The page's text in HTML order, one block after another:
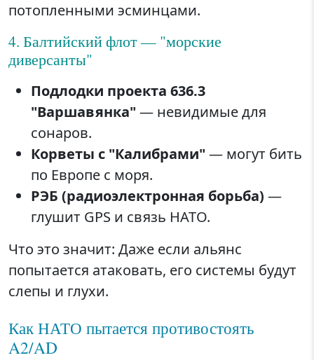
потопленными эсминцами.
4. Балтийский флот — "морские
диверсанты"
Подлодки проекта 636.3
"Варшавянка" — невидимые для
сонаров.
Корветы с "Калибрами" — могут бить
по Европе с моря.
РЭБ (радиоэлектронная борьба) —
глушит GPS и связь НАТО.
Что это значит: Даже если альянс
попытается атаковать, его системы будут
слепы и глухи.
Как НАТО пытается противостоять
A2/AD